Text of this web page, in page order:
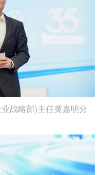
战略部)主任黄嘉明分